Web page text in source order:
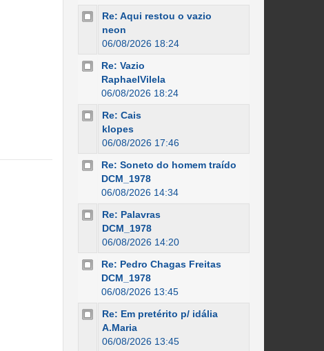
Re: Aqui restou o vazio
neon
06/08/2026 18:24
Re: Vazio
RaphaelVilela
06/08/2026 18:24
Re: Cais
klopes
06/08/2026 17:46
Re: Soneto do homem traído
DCM_1978
06/08/2026 14:34
Re: Palavras
DCM_1978
06/08/2026 14:20
Re: Pedro Chagas Freitas
DCM_1978
06/08/2026 13:45
Re: Em pretérito p/ idália
A.Maria
06/08/2026 13:45